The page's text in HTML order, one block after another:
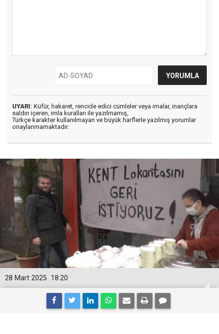
UYARI: Küfür, hakaret, rencide edici cümleler veya imalar, inançlara
saldırı içeren, imla kuralları ile yazılmamış,
Türkçe karakter kullanılmayan ve büyük harflerle yazılmış yorumlar
onaylanmamaktadır.
18:20
28 Mart 2025